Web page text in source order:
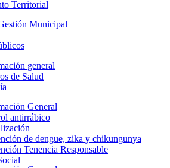
Territorial
Municipal
general
de Salud
General
antirrábico
de dengue, zika y chikungunya
Tenencia Responsable